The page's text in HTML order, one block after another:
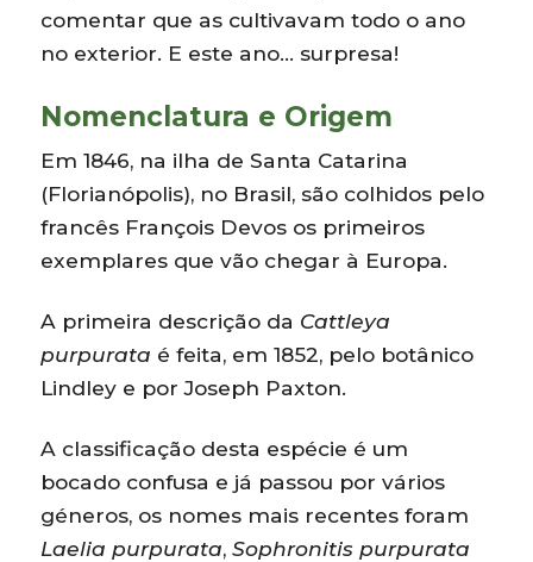
comentar que as cultivavam todo o ano
no exterior. E este ano… surpresa!
Nomenclatura e Origem
Em 1846, na ilha de Santa Catarina
(Florianópolis), no Brasil, são colhidos pelo
francês François Devos os primeiros
exemplares que vão chegar à Europa.
A primeira descrição da Cattleya
purpurata é feita, em 1852, pelo botânico
Lindley e por Joseph Paxton.
A classificação desta espécie é um
bocado confusa e já passou por vários
géneros, os nomes mais recentes foram
Laelia purpurata,Sophronitis purpurata